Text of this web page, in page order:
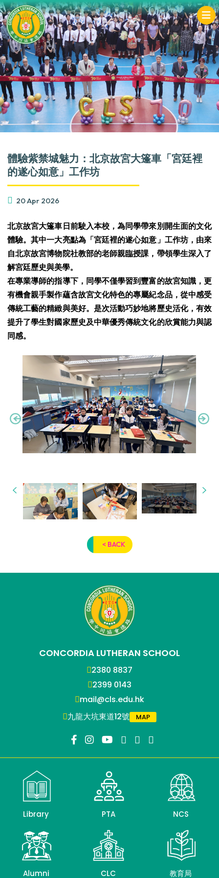
體驗紫禁城魅力：北京故宮大篷車「宮廷裡
的遂心如意」工作坊
20 Apr 2026
北京故宮大篷車日前駛入本校，為同學帶來別開生面的文化
體驗。其中一大亮點為「宮廷裡的遂心如意」工作坊，由來
自北京故宮博物院社教部的老師親臨授課，帶領學生深入了
解宮廷歷史與美學。
在專業導師的指導下，同學不僅學習到豐富的故宮知識，更
有機會親手製作蘊含故宮文化特色的專屬紀念品，從中感受
傳統工藝的精緻與美好。是次活動巧妙地將歷史活化，有效
提升了學生對國家歷史及中華優秀傳統文化的欣賞能力與認
同感。
< BACK
CONCORDIA LUTHERAN SCHOOL
2380 8837
2399 0143
mail@cls.edu.hk
九龍大坑東道12號
MAP
Library PTA NCS
Alumni CLC 教育局